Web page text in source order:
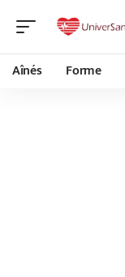
Aînés Forme